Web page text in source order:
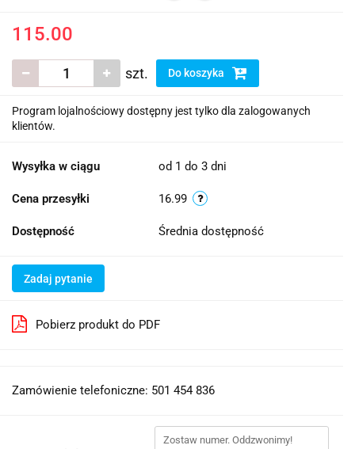
115.00
szt. Do koszyka
Program lojalnościowy dostępny jest tylko dla zalogowanych
klientów.
Wysyłka w ciągu od 1 do 3 dni
Cena przesyłki 16.99
Dostępność Średnia dostępność
Zadaj pytanie
Pobierz produkt do PDF
Zamówienie telefoniczne: 501 454 836